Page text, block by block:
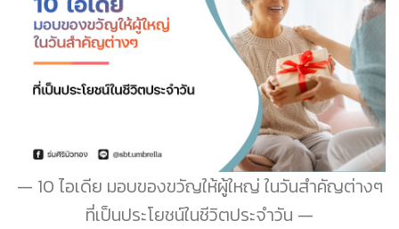
10 ไอเดีย มอบของขวัญให้ผู้ใหญ่ ในวันสำคัญต่างๆ
ที่เป็นประโยชน์ในชีวิตประจำวัน